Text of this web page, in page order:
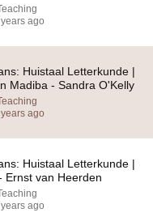
| Susan Boyle -
ago
Huistaal Letterkunde |
Madiba - Sandra O'Kelly
ago
Huistaal Letterkunde |
Ernst van Heerden
ago